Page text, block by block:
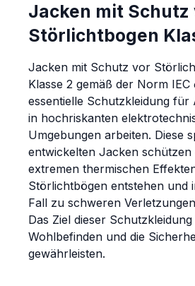
Jacken mit Schutz
Störlichtbogen
Jacken mit Schutz vor
Klasse 2 gemäß der Norm IEC
essentielle Schutzkleidung für
in hochriskanten
Umgebungen arbeiten. Diese
entwickelten Jacken
extremen thermischen
Störlichtbögen entstehen und
Fall zu schweren
Das Ziel dieser Schutzkleidung
Wohlbefinden und die
gewährleisten.